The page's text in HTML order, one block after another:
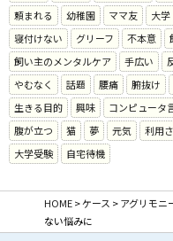
頼まれる
幼稚園 ママ友 大学
寝付けない
グリーフ 不本意
飼い主のメンタルケア
手広い
やむなく
話題 腰痛 腑抜け
生きる目的
興味 コンピュータ
腹が立つ
猫 夢 元気 利用
大学受験
自宅待機
HOME>ケース >アグリモニ
ない悩みに